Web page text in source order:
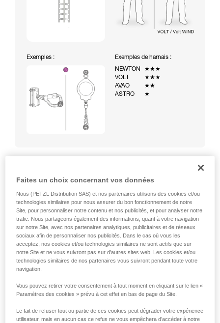
Exemples :
Exemples de harnais :
NEWTON
★★★
VOLT
★★★
AVAO
★★
ASTRO
★
Montée à une échelle équipée d’un système d’arrêt des
chutes temporaire (ASAP sur corde)
Faites un choix concernant vos données
Nous (PETZL Distribution SAS) et nos partenaires utilisons des cookies et/ou
technologies similaires pour nous assurer du bon fonctionnement de notre
Site, pour personnaliser notre contenu et nos publicités, et pour analyser notre
trafic. Nous partageons également des informations, quant à votre navigation
sur notre Site, avec nos partenaires analytiques, publicitaires et de réseaux
sociaux afin de personnaliser nos publicités. Dans le cas où vous les
acceptez, nos cookies et/ou technologies similaires ne sont actifs que sur
notre Site et ne vous suivront pas sur d’autres sites web. Les cookies et/ou
technologies similaires de nos partenaires vous suivront pendant toute votre
navigation.
Vous pouvez retirer votre consentement à tout moment en cliquant sur le lien «
Paramètres des cookies » prévu à cet effet en bas de page du Site.
Le fait de refuser tout ou partie de ces cookies peut dégrader votre expérience
utilisateur, mais en aucun cas ce refus ne vous empêchera d’accéder à notre